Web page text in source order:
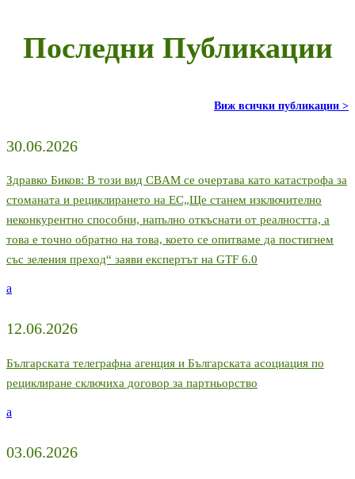
Последни Публикации
Виж всички публикации >
30.06.2026
Здравко Биков: В този вид CBAM се очертава като катастрофа за
стоманата и рециклирането на ЕС„Ще станем изключително
неконкурентно способни, напълно откъснати от реалността, а
това е точно обратно на това, което се опитваме да постигнем
със зеления преход“ заяви експертът на GTF 6.0
a
12.06.2026
Българската телеграфна агенция и Българската асоциация по
рециклиране сключиха договор за партньорство
a
03.06.2026